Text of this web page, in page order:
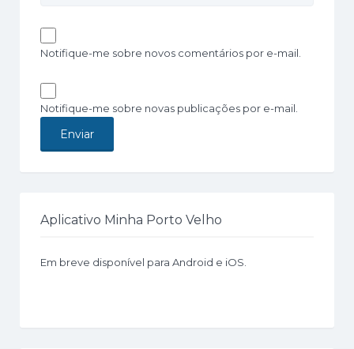
Notifique-me sobre novos comentários por e-mail.
Notifique-me sobre novas publicações por e-mail.
Aplicativo Minha Porto Velho
Em breve disponível para Android e iOS.